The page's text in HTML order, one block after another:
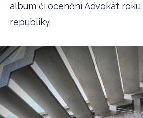
album či ocenění Advokát roku
republiky.